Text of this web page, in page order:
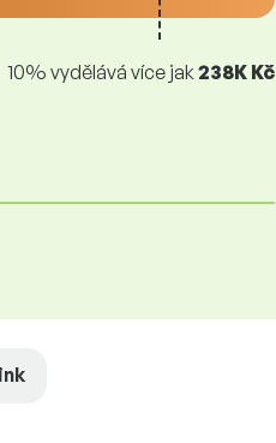
10% vydělává více jak238K Kč